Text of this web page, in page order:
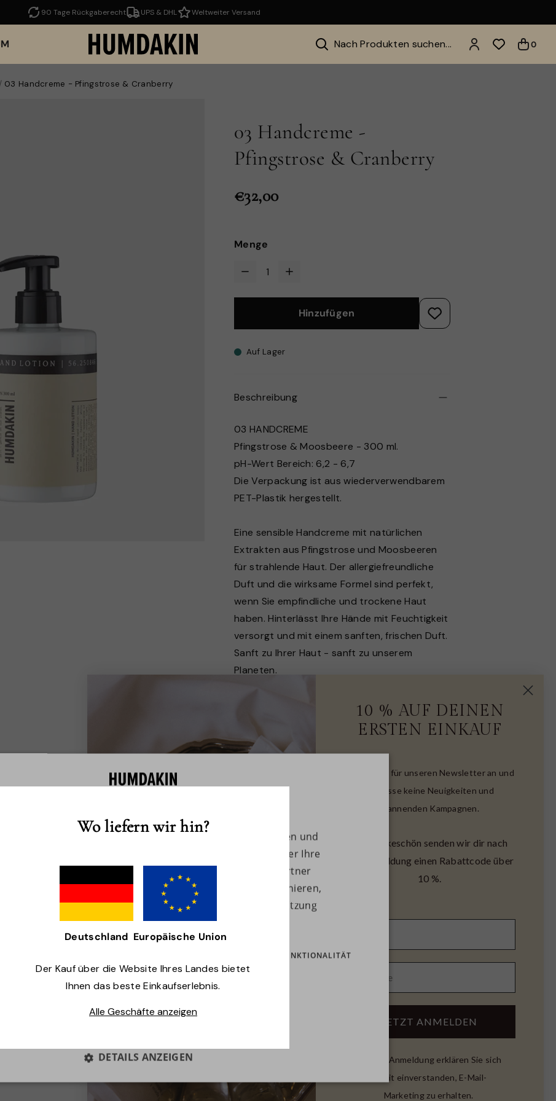
90 Tage Rückgaberecht UPS & DHL Weltweiter Versand
0
Hinzufügen
Wo liefern wir hin?
Deutschland Europäische Union
Der Kauf über die Website Ihres Landes bietet
Ihnen das beste Einkaufserlebnis.
Alle Geschäfte anzeigen
03 Handcreme - Pfingstrose & Cranberry
03 Handcreme -
Pfingstrose & Cranberry
€32,00
Menge
Hinzufügen
Auf Lager
Beschreibung
03 HANDCREME
Pfingstrose & Moosbeere - 300 ml.
pH-Wert Bereich: 6,2 - 6,7
Die Verpackung ist aus wiederverwendbarem
PET-Plastik hergestellt.
Eine sensible Handcreme mit natürlichen
Extrakten aus Pfingstrose und Moosbeeren
für strahlende Haut. Der allergiefreundliche
Duft und die wirksame Formel sind perfekt,
wenn Sie empfindliche und trockene Haut
haben. Hinterlässt Ihre Hände mit Feuchtigkeit
versorgt und mit einem sanften, frischen Duft.
Sanft zu Ihrer Haut - sanft zu unserem
Planeten.
Diese einzigartige und weichmachende
Handlotion enthält natürliche Extrakte aus
Pfingstrose und Moosbeeren. Pfingstrose und
Moosbeeren enthalten erweichende und
straffende Eigenschaften. Die in den
Moosbeeren enthaltenen Antioxidantien und
Vitamin C fördern die Kollagenproduktion, was
Die Handcreme 03 ist mit Macadamiaöl,
Sheabutter und Aprikosenöl angereichert, die
helfen, Ihre Haut zu heilen, mit Feuchtigkeit zu
versorgen und zu schützen. Die Humdakin
feuchtigkeitsspendende und seidig glatte
Hände. Verwenden Sie die Handcreme,
nachdem Sie Ihre Hände mit der pflegenden
Die flüssigen Produkte von Humdakin sind frei
von Parabenen, Farbstoffen, ätherischen Ölen,
Cookies, um Inhalte und Anzeigen zu personalisieren und
Datenverkehr zu analysieren. Wir geben Informationen über Ihre
unserer Website auch an unsere Werbe- und Analysepartner
diese möglicherweise mit anderen Informationen kombinieren,
ihnen bereitgestellt haben oder die sie im Rahmen Ihrer Nutzung
ihrer Dienste gesammelt haben.Datenschutzrichtlinie
ERFORDERLICH FUNKTIONALITÄT
UNKLASSIFIZIERTE
DETAILS ANZEIGEN
10 % AUF DEINEN
ERSTEN EINKAUF
Melde dich für unseren Newsletter an und
verpasse keine Neuigkeiten und
spannenden Kampagnen.
Als Dankeschön senden wir dir nach
der Anmeldung einen Rabattcode über
10 %.
JETZT ANMELDEN
Mit der Anmeldung erklären Sie sich
damit einverstanden, E-Mail-
Marketing zu erhalten.